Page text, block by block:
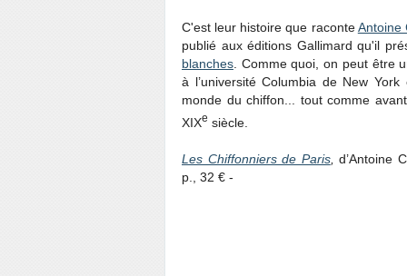
C'est leur histoire que raconteAntoine
publié aux éditions Gallimard qu'il
blanches. Comme quoi, on peut être
à l’université Columbia de New
monde du chiffon... tout comme
XIXe siècle.
Les Chiffonniers de Paris,d’Antoine
p., 32 € -